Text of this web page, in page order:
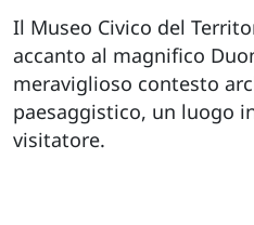
Il Museo Civico del
accanto al magnifico
meraviglioso contesto
paesaggistico, un luogo
visitatore.